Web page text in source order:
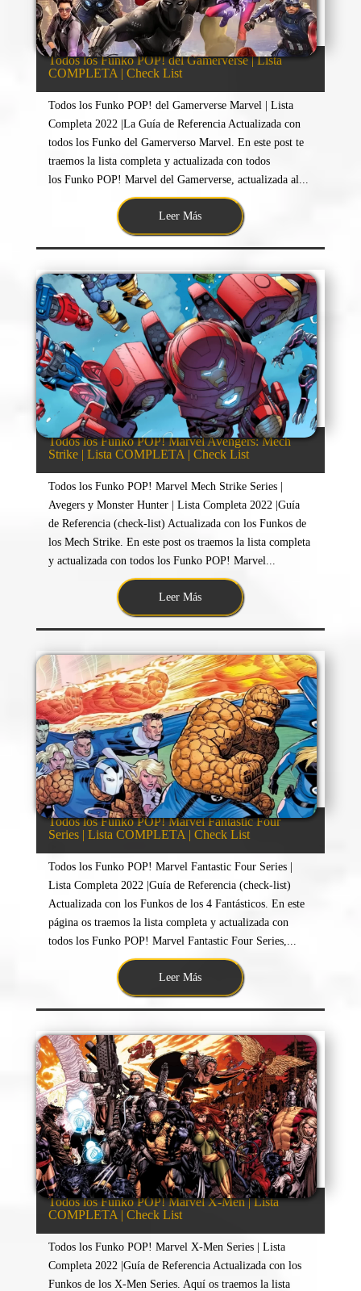
Todos los Funko POP! del Gamerverse | Lista
COMPLETA | Check List
Todos los Funko POP! del Gamerverse Marvel | Lista
Completa 2022 |La Guía de Referencia Actualizada con
todos los Funko del Gamerverso Marvel. En este post te
traemos la lista completa y actualizada con todos
los Funko POP! Marvel del Gamerverse, actualizada al...
Leer Más
Todos los Funko POP! Marvel Avengers: Mech
Strike | Lista COMPLETA | Check List
Todos los Funko POP! Marvel Mech Strike Series |
Avegers y Monster Hunter | Lista Completa 2022 |Guía
de Referencia (check-list) Actualizada con los Funkos de
los Mech Strike. En este post os traemos la lista completa
y actualizada con todos los Funko POP! Marvel...
Leer Más
Todos los Funko POP! Marvel Fantastic Four
Series | Lista COMPLETA | Check List
Todos los Funko POP! Marvel Fantastic Four Series |
Lista Completa 2022 |Guía de Referencia (check-list)
Actualizada con los Funkos de los 4 Fantásticos. En este
página os traemos la lista completa y actualizada con
todos los Funko POP! Marvel Fantastic Four Series,...
Leer Más
Todos los Funko POP! Marvel X-Men | Lista
COMPLETA | Check List
Todos los Funko POP! Marvel X-Men Series | Lista
Completa 2022 |Guía de Referencia Actualizada con los
Funkos de los X-Men Series. Aquí os traemos la lista